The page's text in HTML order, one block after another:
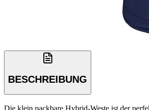
BESCHREIBUNG
Die klein packbare Hybrid-Weste ist der